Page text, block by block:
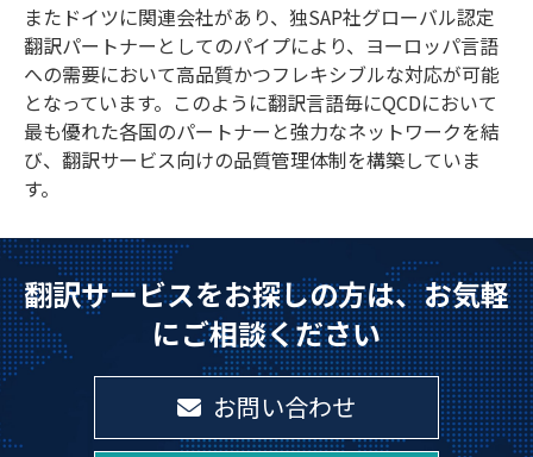
またドイツに関連会社があり、独SAP社グローバル認定
翻訳パートナーとしてのパイプにより、ヨーロッパ言語
への需要において高品質かつフレキシブルな対応が可能
となっています。このように翻訳言語毎にQCDにおいて
最も優れた各国のパートナーと強力なネットワークを結
び、翻訳サービス向けの品質管理体制を構築していま
す。
翻訳サービスをお探しの方は、お気軽
にご相談ください
お問い合わせ